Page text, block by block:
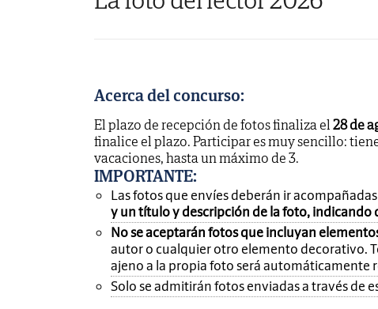
Acerca del concurso:
El plazo de recepción de fotos finaliza el28 de
finalice el plazo. Participar es muy sencillo:
vacaciones, hasta un máximo de 3.
IMPORTANTE:
Las fotos que envíes deberán ir
y un título y descripción de la foto, indicando
No se aceptarán fotos que incluyan
autor o cualquier otro elemento decorativo.
ajeno a la propia foto será automáticamente
Solo se admitirán fotos enviadas a través de